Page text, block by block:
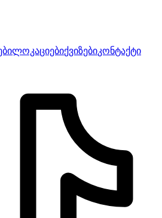
ლოკაციებიქვიზებიკონტაქტი